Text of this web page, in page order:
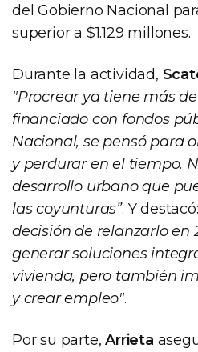
del Gobierno Nacional
superior a $1.129 millones.
Durante la actividad,
"Procrear ya tiene más de
financiado con fondos
Nacional, se pensó para
y perdurar en el tiempo.
desarrollo urbano que
las coyunturas”. Y destacó:
decisión de relanzarlo en
generar soluciones
vivienda, pero también
y crear empleo".
Por su parte,Arrieta